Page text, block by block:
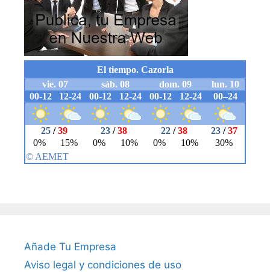
Añade Tu Empresa
Aviso legal y condiciones de uso